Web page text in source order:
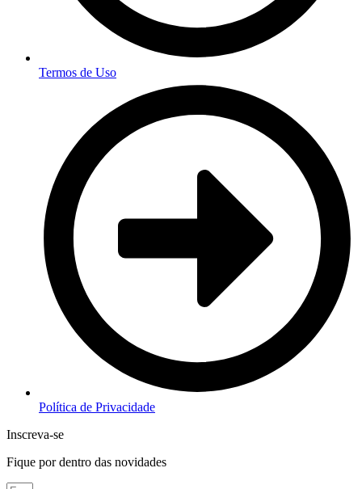
Termos de Uso
Política de Privacidade
Inscreva-se
Fique por dentro das novidades